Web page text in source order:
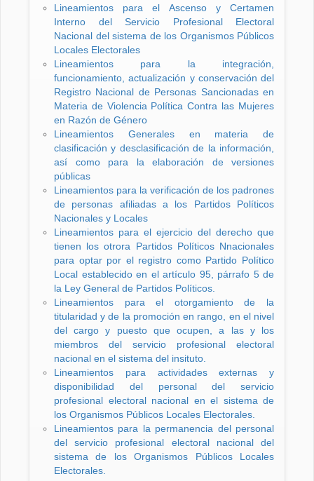
Lineamientos para el Ascenso y Certamen
Interno del Servicio Profesional Electoral
Nacional del sistema de los Organismos Públicos
Locales Electorales
Lineamientos para la integración,
funcionamiento, actualización y conservación del
Registro Nacional de Personas Sancionadas en
Materia de Violencia Política Contra las Mujeres
en Razón de Género
Lineamientos Generales en materia de
clasificación y desclasificación de la información,
así como para la elaboración de versiones
públicas
Lineamientos para la verificación de los padrones
de personas afiliadas a los Partidos Políticos
Nacionales y Locales
Lineamientos para el ejercicio del derecho que
tienen los otrora Partidos Políticos Nnacionales
para optar por el registro como Partido Político
Local establecido en el artículo 95, párrafo 5 de
la Ley General de Partidos Políticos.
Lineamientos para el otorgamiento de la
titularidad y de la promoción en rango, en el nivel
del cargo y puesto que ocupen, a las y los
miembros del servicio profesional electoral
nacional en el sistema del insituto.
Lineamientos para actividades externas y
disponibilidad del personal del servicio
profesional electoral nacional en el sistema de
los Organismos Públicos Locales Electorales.
Lineamientos para la permanencia del personal
del servicio profesional electoral nacional del
sistema de los Organismos Públicos Locales
Electorales.